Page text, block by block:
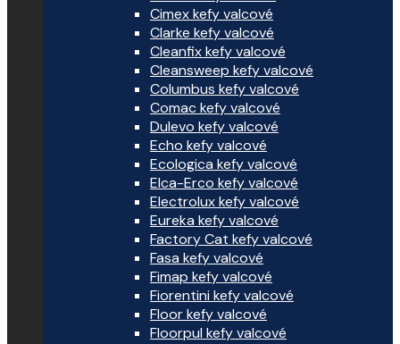
Cimex kefy valcové
Clarke kefy valcové
Cleanfix kefy valcové
Cleansweep kefy valcové
Columbus kefy valcové
Comac kefy valcové
Dulevo kefy valcové
Echo kefy valcové
Ecologica kefy valcové
Elca-Erco kefy valcové
Electrolux kefy valcové
Eureka kefy valcové
Factory Cat kefy valcové
Fasa kefy valcové
Fimap kefy valcové
Fiorentini kefy valcové
Floor kefy valcové
Floorpul kefy valcové